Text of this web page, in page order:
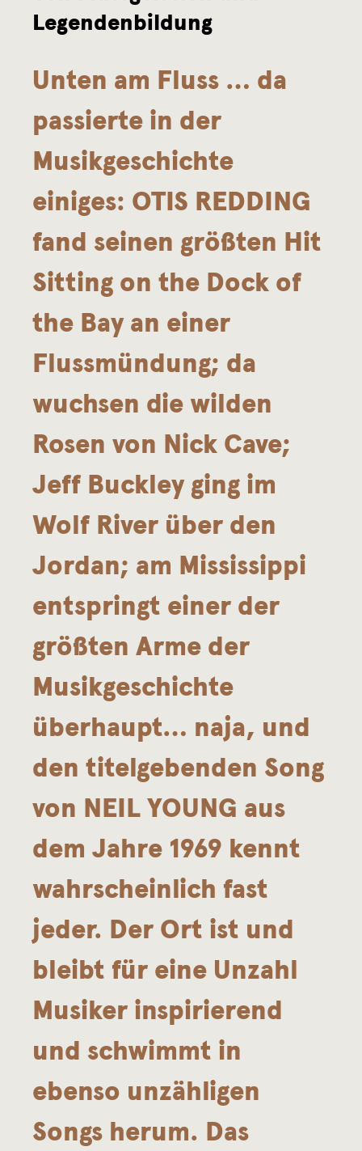
n
d
o
m
a
Legendenbildung
Unten am Fluss … da
passierte in der
Musikgeschichte
einiges: OTIS REDDING
fand seinen größten Hit
Sitting on the Dock of
the Bay an einer
Flussmündung; da
wuchsen die wilden
Rosen von Nick Cave;
Jeff Buckley ging im
Wolf River über den
Jordan; am Mississippi
entspringt einer der
größten Arme der
Musikgeschichte
überhaupt… naja, und
den titelgebenden Song
von NEIL YOUNG aus
dem Jahre 1969 kennt
wahrscheinlich fast
jeder. Der Ort ist und
bleibt für eine Unzahl
Musiker inspirierend
und schwimmt in
ebenso unzähligen
Songs herum. Das